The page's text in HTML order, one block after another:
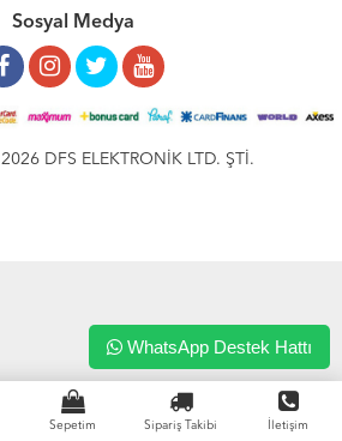
Sepetim Sipariş Takibi İletişim
Sosyal Medya
DFS ELEKTRONİK LTD. ŞTİ.
WhatsApp Destek Hattı